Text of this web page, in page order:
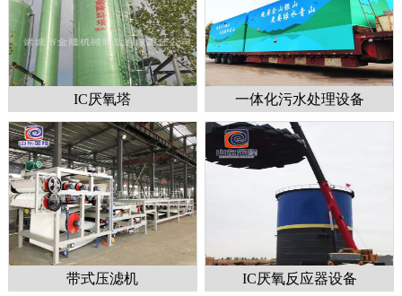
IC厌氧塔 一体化污水处理设备
带式压滤机 IC厌氧反应器设备